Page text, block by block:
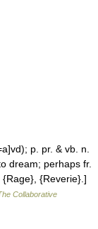
p. pr. & vb. n.
dream; perhaps fr.
{Reverie}.]
Collaborative